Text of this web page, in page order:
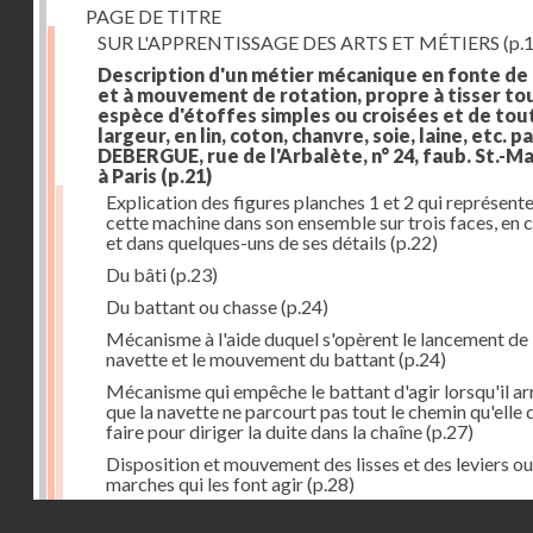
PAGE DE TITRE
SUR L'APPRENTISSAGE DES ARTS ET MÉTIERS
Description d'un métier mécanique en fonte
et à mouvement de rotation, propre à tisser
espèce d'étoffes simples ou croisées et de
largeur, en lin, coton, chanvre, soie, laine, etc.
DEBERGUE, rue de l'Arbalète, n° 24, faub. St.-
à Paris (p.21)
Explication des figures planches 1 et 2 qui
cette machine dans son ensemble sur trois faces, en
et dans quelques-uns de ses détails (p.22)
Du bâti(p.23)
Du battant ou chasse(p.24)
Mécanisme à l'aide duquel s'opèrent le lancement de
navette et le mouvement du battant(p.24)
Mécanisme qui empêche le battant d'agir lorsqu'il
que la navette ne parcourt pas tout le chemin qu'elle
faire pour diriger la duite dans la chaîne(p.27)
Disposition et mouvement des lisses et des leviers ou
marches qui les font agir(p.28)